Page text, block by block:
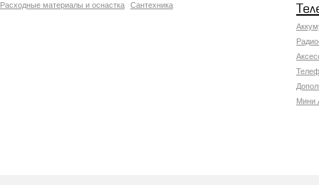
Расходные материалы и оснастка
Сантехника
Мини